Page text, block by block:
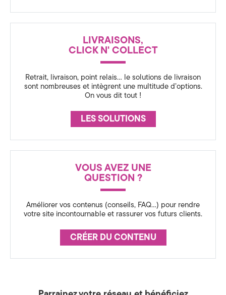
à
A
n
n
e
y
,
e
n
H
a
u
t
s
c
LIVRAISONS,
CLICK N' COLLECT
Retrait, livraison, point relais… le solutions de livraison
sont nombreuses et intègrent une multitude d’options.
On vous dit tout !
LES SOLUTIONS
VOUS AVEZ UNE
QUESTION ?
Améliorer vos contenus (conseils, FAQ…) pour rendre
votre site incontournable et rassurer vos futurs clients.
CRÉER DU CONTENU